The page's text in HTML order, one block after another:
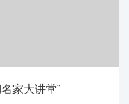
家大讲堂”